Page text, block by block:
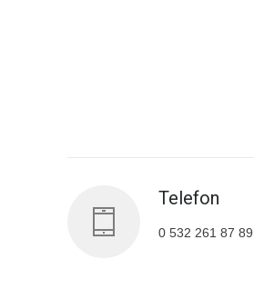
Telefon
0 532 261 87 89